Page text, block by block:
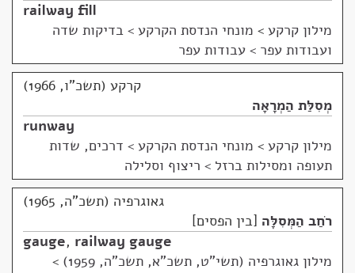
railway fill
מילון קרקע > מונחי הנדסת הקרקע > בדיקות שדה
ועבודות עפר > עבודות עפר
קרקע (תשכ"ו, 1966)
מְסִלַּת הַמְרָאָה
runway
מילון קרקע > מונחי הנדסת הקרקע > דרכים, שדות
תעופה ומסילות ברזל > ריצוף וסלילה
גאוגרפיה (תשכ"ה, 1965)
רֹחַב הַמְּסִלָּה בין הפסים
gauge, railway gauge
מילון גאוגרפיה (תשי"ט, תשכ"א, תשכ"ה, 1959)
>